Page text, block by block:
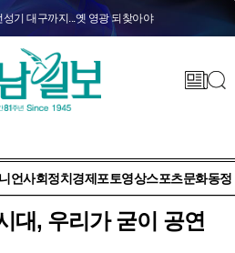
성기 대구까지...옛 영광 되찾아야
언사회정치 경제 포토영상스포츠문화동정
대, 우리가 굳이 공연